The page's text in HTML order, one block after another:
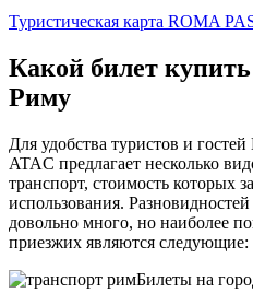
Туристическая карта ROMA
Какой билет
Риму
Для удобства туристов и
ATAC предлагает несколько
транспорт, стоимость которых
использования.
довольно много, но наиболее
приезжих являются следующие:
Билеты на